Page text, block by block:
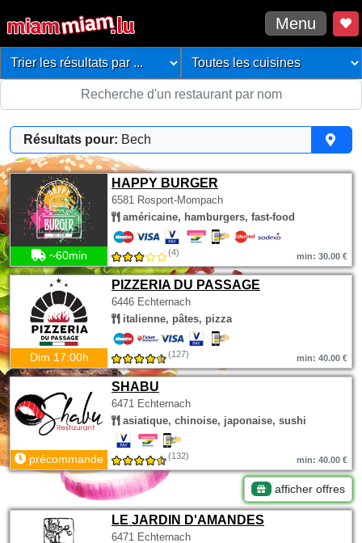
Menu
Résultats pour: Bech
HAPPY BURGER
6581 Rosport-Mompach
américaine, hamburgers, fast-food
~60min (4) min: 30.00 €
PIZZERIA DU PASSAGE
6446 Echternach
italienne, pâtes, pizza
Dim 17:00h (127) min: 40.00 €
SHABU
6471 Echternach
asiatique, chinoise, japonaise, sushi
précommande (132) min: 40.00 €
afficher offres
LE JARDIN D'AMANDES
6471 Echternach